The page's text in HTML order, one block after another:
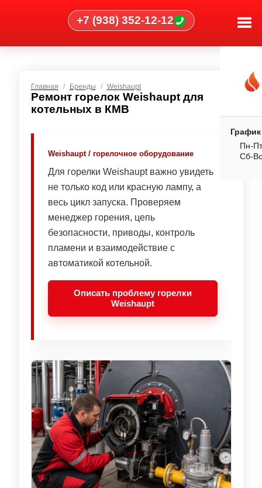
+7 (938) 352-12-12
Пн-
Сб-
Главная Бренды Weishaupt
Ремонт горелок Weishaupt для
котельных в КМВ
Weishaupt / горелочное оборудование
Для горелки Weishaupt важно увидеть
не только код или красную лампу, а
весь цикл запуска. Проверяем
менеджер горения, цепь
безопасности, приводы, контроль
пламени и взаимодействие с
автоматикой котельной.
Описать проблему горелки
Weishaupt